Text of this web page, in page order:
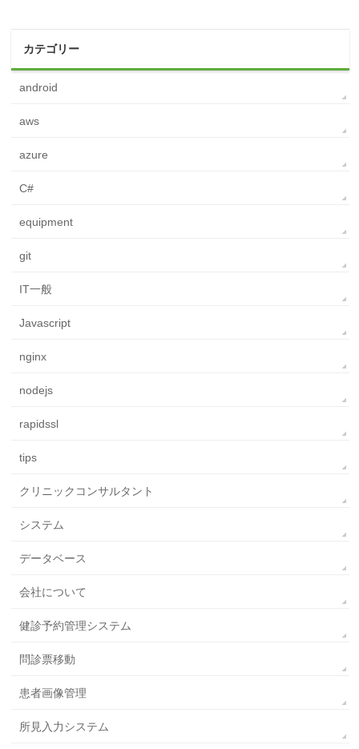
カテゴリー
android
aws
azure
C#
equipment
git
IT一般
Javascript
nginx
nodejs
rapidssl
tips
クリニックコンサルタント
システム
データベース
会社について
健診予約管理システム
問診票移動
患者画像管理
所見入力システム